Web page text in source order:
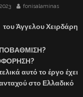
fonisalaminas
του Άγγελου Χειρδάρη
αυτό το έργο έχει
στο Ελλαδικό